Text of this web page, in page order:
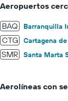
Aeropuertos
BAQ Barranquilla
CTG Cartagena
SMR Santa Marta
Aerolíneas con